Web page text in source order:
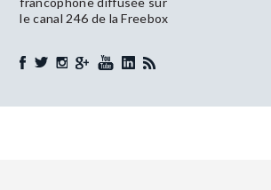
le canal 246 de la Freebox